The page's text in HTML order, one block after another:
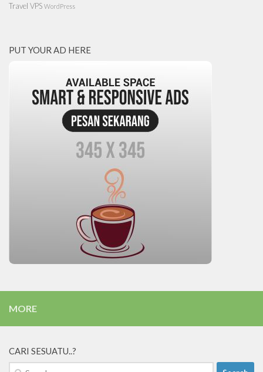
Travel VPS WordPress
PUT YOUR AD HERE
MORE
CARI SESUATU..?
Search